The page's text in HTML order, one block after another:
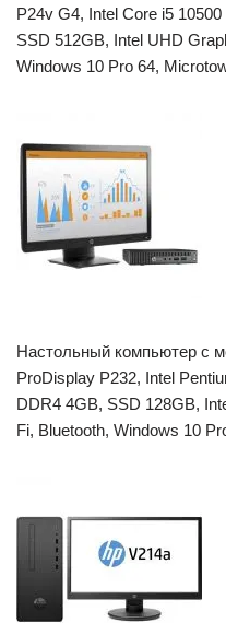
P24v G4, Intel Core i5
SSD 512GB, Intel UHD
Windows 10 Pro 64,
Настольный компьютер с
ProDisplay P232, Intel
DDR4 4GB, SSD 128GB,
Fi, Bluetooth, Windows 10